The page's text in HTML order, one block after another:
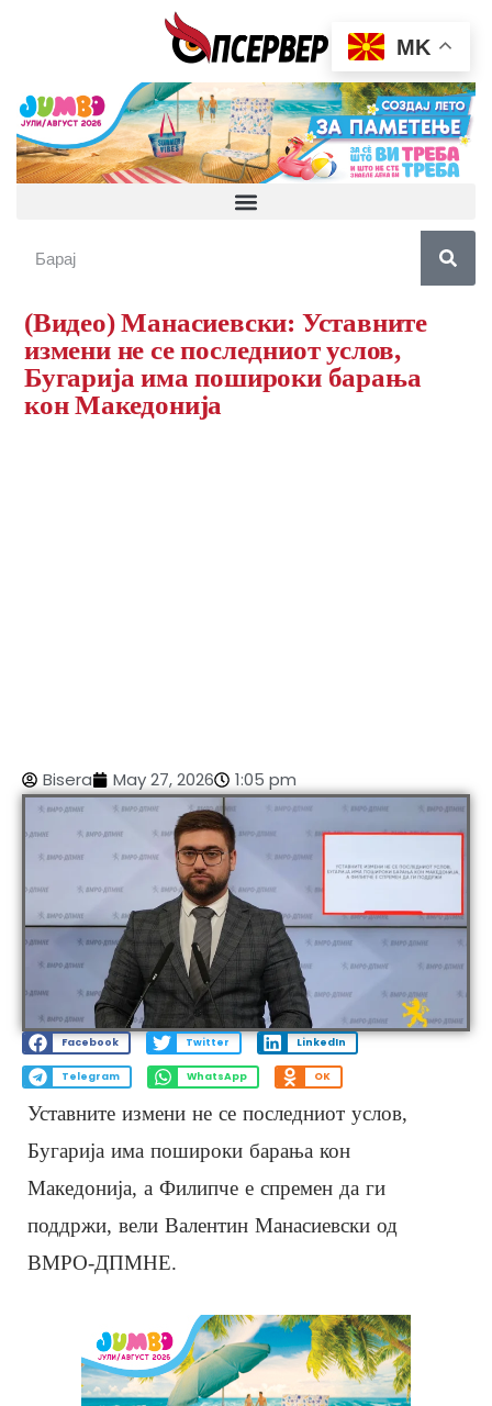
(Видео) Манасиевски: Уставните
измени не се последниот услов,
Бугарија има пошироки барања
кон Македонија
Bisera May 27, 2026 1:05 pm
Facebook Twitter LinkedIn
Telegram WhatsApp OK
Уставните измени не се последниот услов,
Бугарија има пошироки барања кон
Македонија, а Филипче е спремен да ги
поддржи, вели Валентин Манасиевски од
ВМРО-ДПМНЕ.
MK